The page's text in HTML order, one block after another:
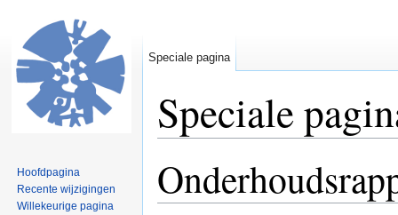
Speciale
Speciale pagina
Hoofdpagina
Recente wijzigingen
Willekeurige pagina